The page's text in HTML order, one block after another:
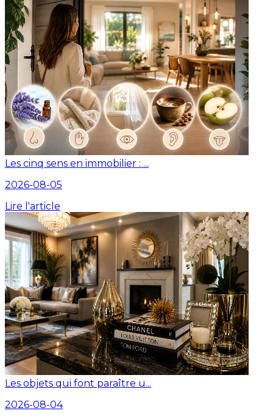
Les cinq sens en immobilier : ...
2026-08-05
Lire l'article
Les objets qui font paraître u...
2026-08-04